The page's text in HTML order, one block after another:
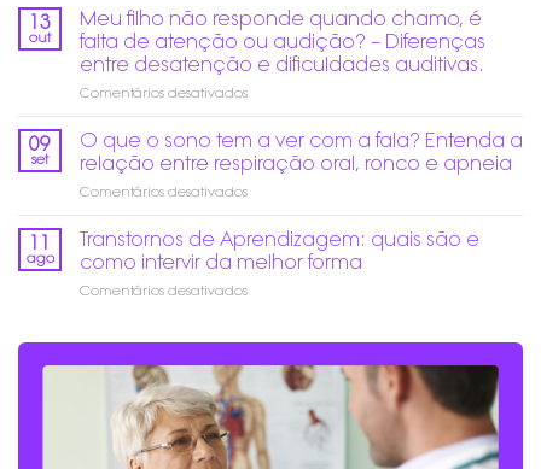
ano:
prevenir
danos
auditivos?
Inclusiva
de
verdade:
Mais
do
acesso,
garantir
participação,
e
pertencimento.
13
out
Meu filho não responde quando chamo, é
falta de atenção ou audição? – Diferenças
entre desatenção e dificuldades auditivas.
Comentários desativadosem
não
responde
quando
é
falta
atenção
Diferenças
entre
desatenção
e
dificuldades
09
set
O que o sono tem a ver com a fala? Entenda a
relação entre respiração oral, ronco e apneia
Comentários desativadosem
o
sono
tem
fala?
Entenda
a
relação
11
ago
Transtornos de Aprendizagem: quais são e
como intervir da melhor forma
Comentários desativadosem
quais
são
e
como
intervir